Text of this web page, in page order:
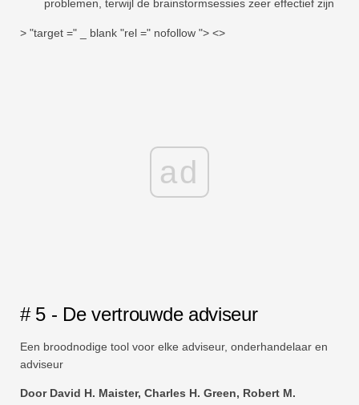
problemen, terwijl de brainstormsessies zeer effectief zijn
> "target =" _ blank "rel =" nofollow "> <>
ad
# 5 - De vertrouwde adviseur
Een broodnodige tool voor elke adviseur, onderhandelaar en
adviseur
Door David H. Maister, Charles H. Green, Robert M.